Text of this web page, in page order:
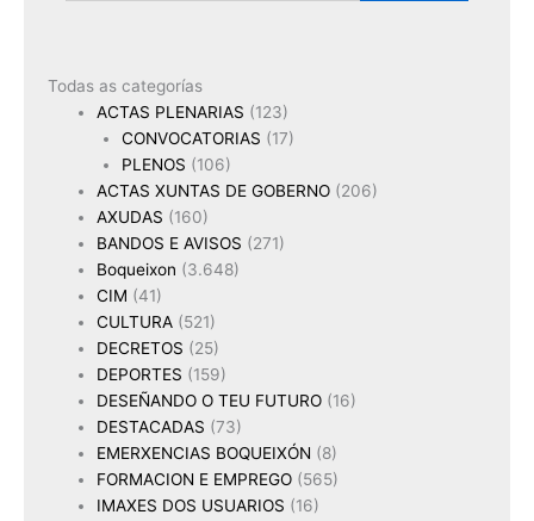
Todas as categorías
ACTAS PLENARIAS (123)
CONVOCATORIAS (17)
PLENOS (106)
ACTAS XUNTAS DE GOBERNO (206)
AXUDAS (160)
BANDOS E AVISOS (271)
Boqueixon (3.648)
CIM (41)
CULTURA (521)
DECRETOS (25)
DEPORTES (159)
DESEÑANDO O TEU FUTURO (16)
DESTACADAS (73)
EMERXENCIAS BOQUEIXÓN (8)
FORMACION E EMPREGO (565)
IMAXES DOS USUARIOS (16)